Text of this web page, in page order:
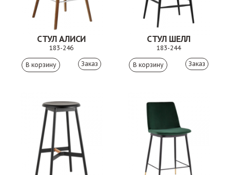
СТУЛ АЛИСИ
183-246
Заказ
СТУЛ ШЕЛЛ
183-244
Заказ